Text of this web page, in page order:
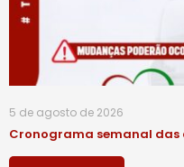
5 de agosto de 2026
Cronograma semanal das